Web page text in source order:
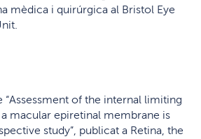
mèdica i quirúrgica al Bristol Eye
“Assessment of the internal limiting
macular epiretinal membrane is
study”, publicat a Retina, the